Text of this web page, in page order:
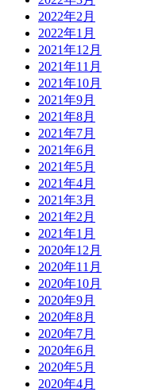
2022年2月
2022年1月
2021年12月
2021年11月
2021年10月
2021年9月
2021年8月
2021年7月
2021年6月
2021年5月
2021年4月
2021年3月
2021年2月
2021年1月
2020年12月
2020年11月
2020年10月
2020年9月
2020年8月
2020年7月
2020年6月
2020年5月
2020年4月